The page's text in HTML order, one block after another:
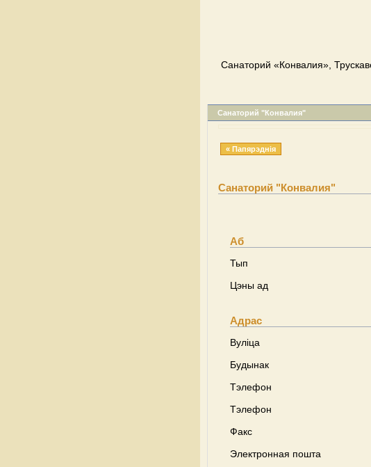
Cанаторий «Конвалия»,
Cанаторий "Конвалия"
« Папярэднія
Cанаторий "Конвалия"
Аб
Тып
Цэны ад
Адрас
Вуліца
Будынак
Тэлефон
Тэлефон
Факс
Электронная пошта